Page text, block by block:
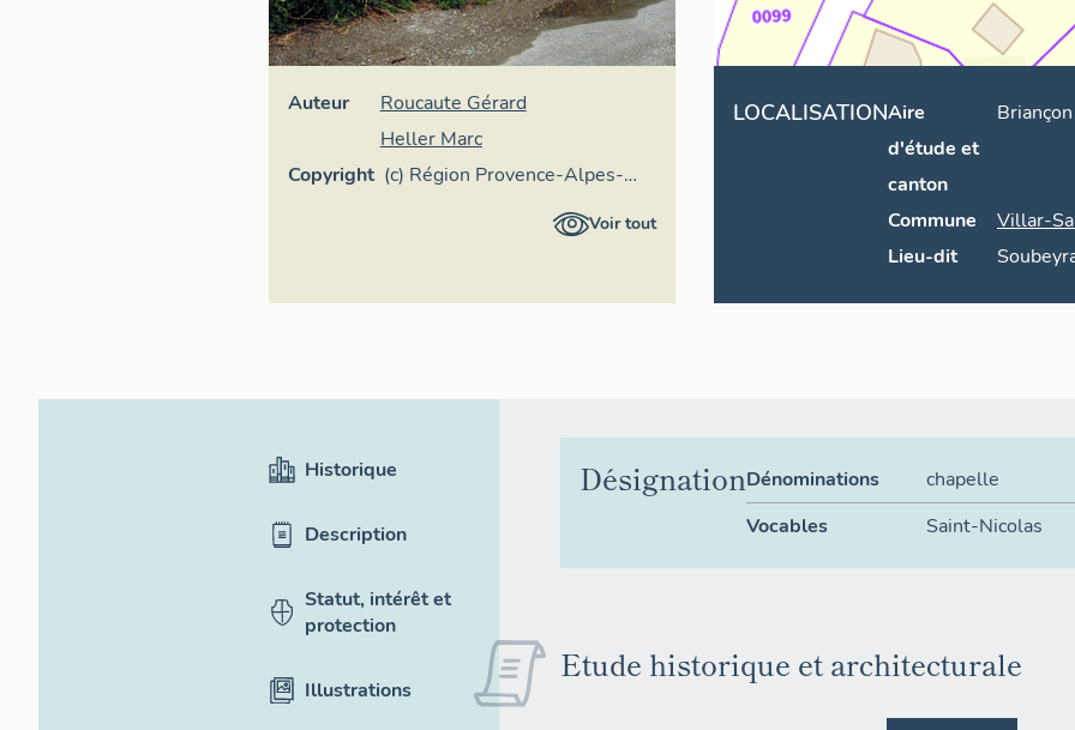
Auteur
Roucaute Gérard
Heller Marc
Copyright (c) Région Provence-Alpes-
Côte d'Azur - InventaireVoir tout
LOCALISATIONAire
d'étude et
canton
Briançon
Commune
Villar-
Lieu-dit
Historique
Description
Statut, intérêt et
protection
Illustrations
DésignationDénominations
chapelle
Vocables
Saint-Nicolas
Etude historique et architecturale